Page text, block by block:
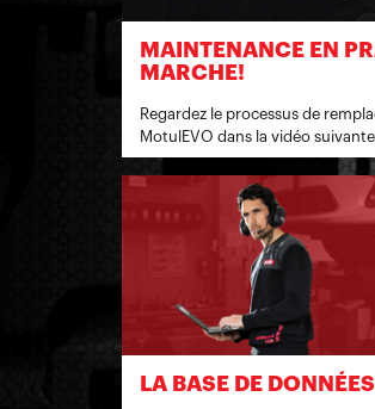
MAINTENANCE EN
MARCHE!
Regardez le processus de
MotulEVO dans la vidéo
LA BASE DE DONNÉES